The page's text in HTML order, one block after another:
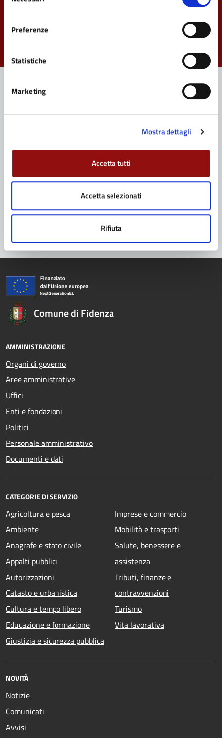
Preferenze
Statistiche
Marketing
Mostra dettagli
Accetta tutti
Accetta selezionati
Rifiuta
Quanto sono chiare le informazioni su questa
Richiedi assistenza
Prenota appuntamento
Problemi in città
Segnala disservizio
Comune di Fidenza
AMMINISTRAZIONE
Organi di governo
Aree amministrative
Uffici
Enti e fondazioni
Politici
Personale amministrativo
Documenti e dati
CATEGORIE DI SERVIZIO
Agricoltura e pesca
Ambiente
Anagrafe e stato civile
Appalti pubblici
Autorizzazioni
Catasto e urbanistica
Cultura e tempo libero
Educazione e formazione
Giustizia e sicurezza pubblica
Imprese e commercio
Mobilità e trasporti
Salute, benessere e
assistenza
Tributi, finanze e
contravvenzioni
Turismo
Vita lavorativa
NOVITÀ
Notizie
Comunicati
Avvisi